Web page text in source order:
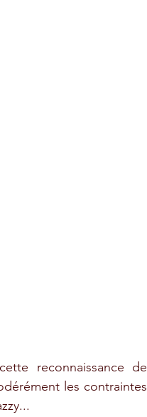
reconnaissance de
les contraintes